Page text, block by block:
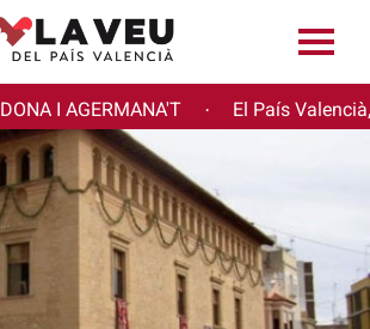
DONA I AGERMANA'T · El País